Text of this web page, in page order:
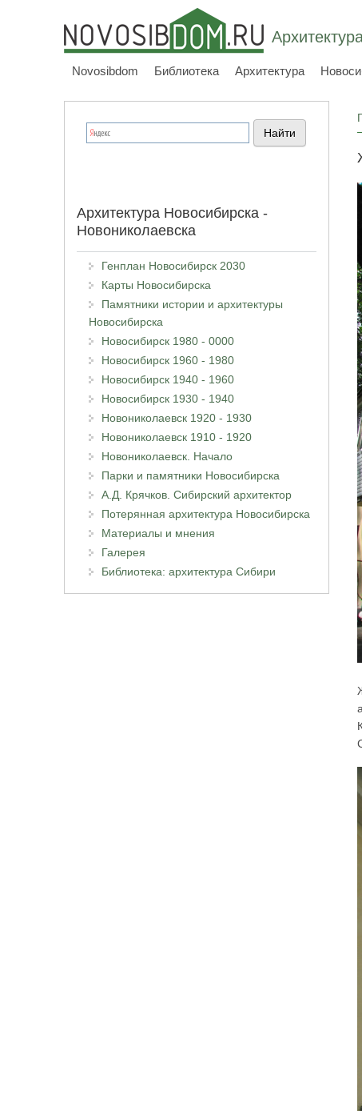
Novosibdom Библиотека Архитектура
Архитектура Новосибирска -
Новониколаевска
Генплан Новосибирск 2030
Карты Новосибирска
Памятники истории и архитектуры
Новосибирска
Новосибирск 1980 - 0000
Новосибирск 1960 - 1980
Новосибирск 1940 - 1960
Новосибирск 1930 - 1940
Новониколаевск 1920 - 1930
Новониколаевск 1910 - 1920
Новониколаевск. Начало
Парки и памятники Новосибирска
А.Д. Крячков. Сибирский архитектор
Потерянная архитектура Новосибирска
Материалы и мнения
Галерея
Библиотека: архитектура Сибири